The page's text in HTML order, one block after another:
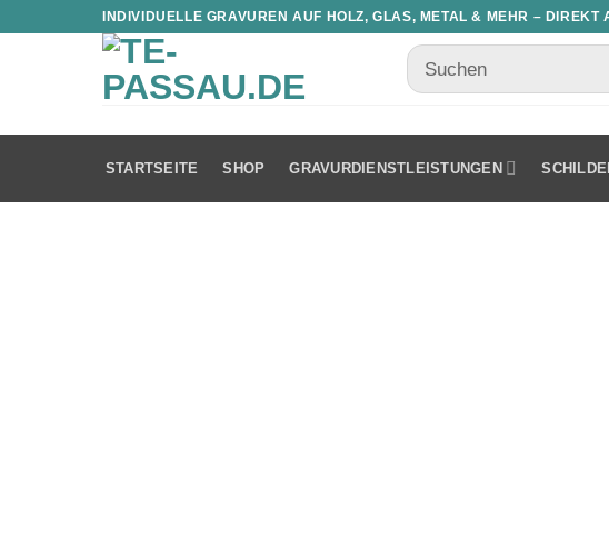
INDIVIDUELLE GRAVUREN AUF HOLZ, GLAS, METAL & MEHR – DIREKT
STARTSEITE SHOP GRAVURDIENSTLEISTUNGEN